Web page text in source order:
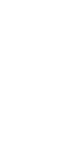
420 оценок
51 оценок